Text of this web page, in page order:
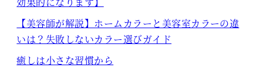
【美容師が解説】ホームカラーと美容室カラーの違
いは？失敗しないカラー選びガイド
癒しは小さな習慣から